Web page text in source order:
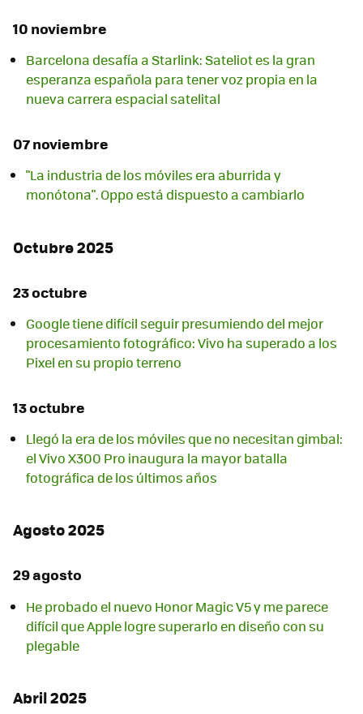
10 noviembre
Barcelona desafía a Starlink: Sateliot es la gran
esperanza española para tener voz propia en la
nueva carrera espacial satelital
07 noviembre
"La industria de los móviles era aburrida y
monótona". Oppo está dispuesto a cambiarlo
Octubre 2025
23 octubre
Google tiene difícil seguir presumiendo del mejor
procesamiento fotográfico: Vivo ha superado a los
Pixel en su propio terreno
13 octubre
Llegó la era de los móviles que no necesitan gimbal:
el Vivo X300 Pro inaugura la mayor batalla
fotográfica de los últimos años
Agosto 2025
29 agosto
He probado el nuevo Honor Magic V5 y me parece
difícil que Apple logre superarlo en diseño con su
plegable
Abril 2025